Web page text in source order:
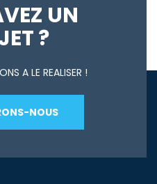
UN
?
A LE REALISER !
NOUS